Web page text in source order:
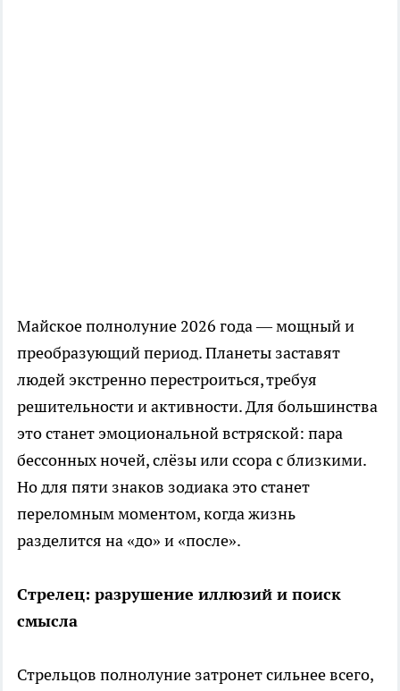
Майское полнолуние 2026 года — мощный и
преобразующий период. Планеты заставят
людей экстренно перестроиться, требуя
решительности и активности. Для большинства
это станет эмоциональной встряской: пара
бессонных ночей, слёзы или ссора с близкими.
Но для пяти знаков зодиака это станет
переломным моментом, когда жизнь
разделится на «до» и «после».
Стрелец: разрушение иллюзий и поиск
смысла
Стрельцов полнолуние затронет сильнее всего,